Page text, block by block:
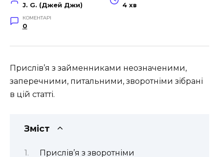
J. G. (Джей Джи) 4 хв
КОМЕНТАРІ
0
Прислів’я з займенниками неозначеними,
заперечними, питальними, зворотніми зібрані
в цій статті.
Зміст
Прислів’я з зворотніми